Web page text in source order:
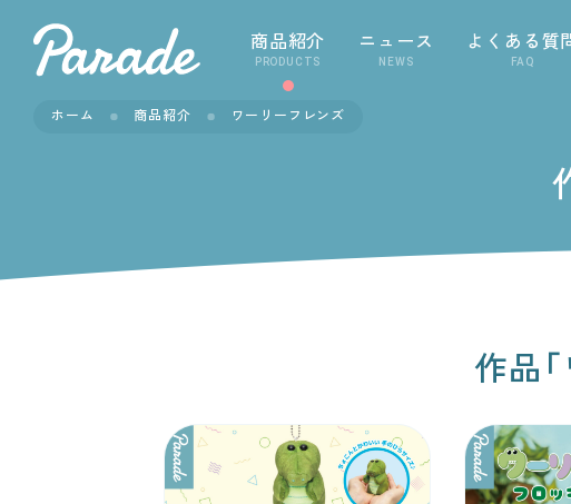
商品紹介
PRODUCTS
ニュース
NEWS
よくある質
FAQ
ホーム 商品紹介 ワーリーフレンズ
作品